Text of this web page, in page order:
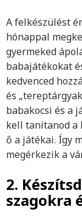
A felkészülést
hónappal
gyermeked
babajátékokat
kedvenced
és
babakocsi és a
kell tanítanod a
ő a játékai. Így
megérkezik a
2.
szagokra